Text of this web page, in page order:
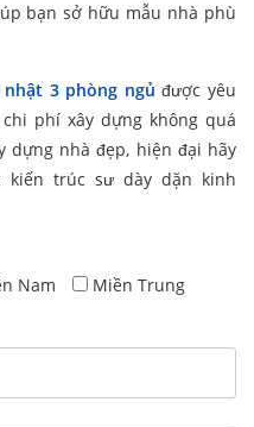
bạn sở hữu mẫu nhà phù
3 phòng ngủ được yêu
phí xây dựng không quá
dựng nhà đẹp, hiện đại hãy
kiến trúc sư dày dặn kinh
Nam Miền Trung